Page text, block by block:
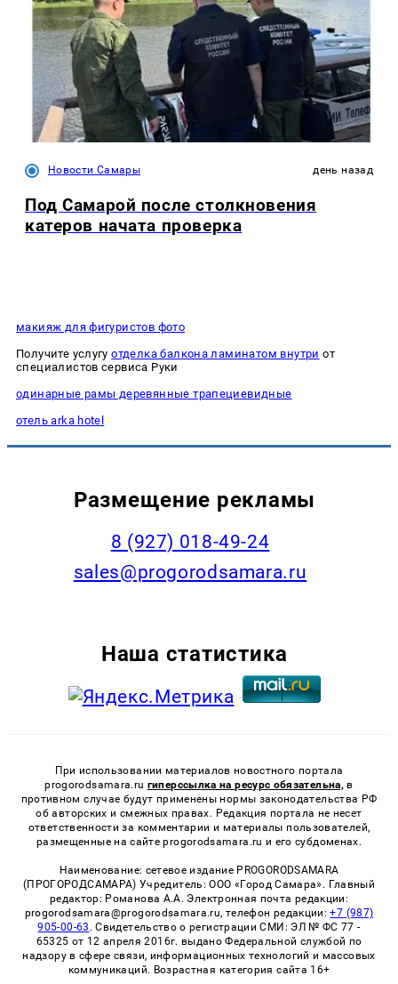
Новости Самары день назад
Под Самарой после столкновения
катеров начата проверка
макияж для фигуристов фото
Получите услугуотделка балкона ламинатом внутри от
специалистов сервиса Руки
одинарные рамы деревянные трапециевидные
отель arka hotel
Размещение рекламы
8 (927) 018-49-24
sales@progorodsamara.ru
Наша статистика
При использовании материалов новостного портала
progorodsamara.ru гиперссылка на ресурс обязательна, в
противном случае будут применены нормы законодательства РФ
об авторских и смежных правах. Редакция портала не несет
ответственности за комментарии и материалы пользователей,
размещенные на сайте progorodsamara.ru и его субдоменах.
Наименование: сетевое издание PROGORODSAMARA
(ПРОГОРОДСАМАРА) Учредитель: ООО «Город Самара». Главный
редактор: Романова А.А. Электронная почта редакции:
progorodsamara@progorodsamara.ru, телефон редакции:+7 (987)
905-00-63 . Свидетельство о регистрации СМИ: ЭЛ № ФС 77 -
65325 от 12 апреля 2016г. выдано Федеральной службой по
надзору в сфере связи, информационных технологий и массовых
коммуникаций. Возрастная категория сайта 16+